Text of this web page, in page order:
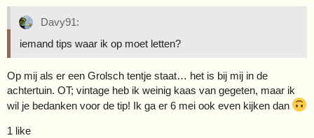
Davy91:
iemand tips waar ik op moet letten?
Op mij als er een Grolsch tentje staat… het is bij mij in de
achtertuin. OT; vintage heb ik weinig kaas van gegeten, maar ik
wil je bedanken voor de tip! Ik ga er 6 mei ook even kijken dan
1 like